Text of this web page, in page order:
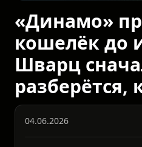
«Динамо»
кошелёк до
Шварц
разберётся,
04.06.2026